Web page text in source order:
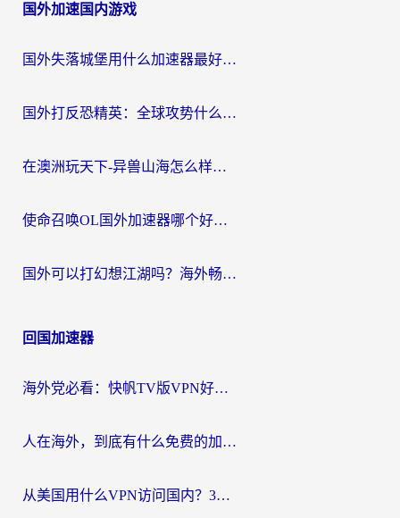
国外加速国内游戏
国外失落城堡用什么加速器最好？一份来自老玩家的真实指南
国外打反恐精英：全球攻势什么加速器好用？2026海外玩家国服游戏加速终极指南
在澳洲玩天下-异兽山海怎么样才能不卡？一份给南半球玩家的自救指南
使命召唤OL国外加速器哪个好用？海外玩家亲测的国服游戏加速终极指南
国外可以打幻想江湖吗？海外畅玩国服游戏的终极指南
回国加速器
海外党必看：快帆TV版VPN好用吗？和Easyback VPN对比哪个回国效果更好？附2026真实测评
人在海外，到底有什么免费的加速器能让我安心追剧打游戏？
从美国用什么VPN访问国内？3年海外党亲测：选对工具才能无缝刷B站、看腾讯视频